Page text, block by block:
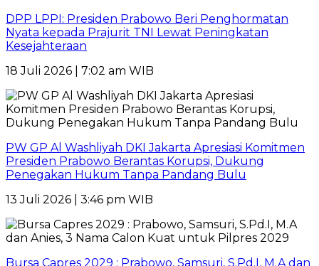
DPP LPPI: Presiden Prabowo Beri Penghormatan
Nyata kepada Prajurit TNI Lewat Peningkatan
Kesejahteraan
18 Juli 2026 | 7:02 am WIB
PW GP Al Washliyah DKI Jakarta Apresiasi Komitmen
Presiden Prabowo Berantas Korupsi, Dukung
Penegakan Hukum Tanpa Pandang Bulu
13 Juli 2026 | 3:46 pm WIB
Bursa Capres 2029 : Prabowo, Samsuri, S.Pd.I, M.A dan